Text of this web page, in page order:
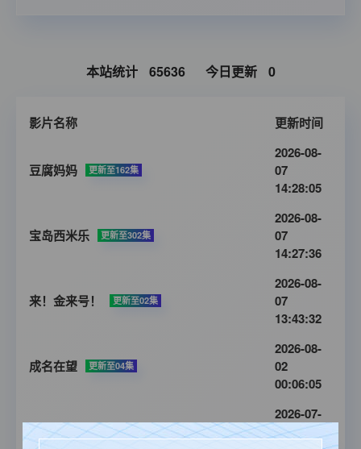
本站统计 65636 今日更新 0
影片名称 更新时间
豆腐妈妈 更新至162集
2026-08-
07
14:28:05
宝岛西米乐 更新至302集
2026-08-
07
14:27:36
来！金来号！ 更新至02集
2026-08-
07
13:43:32
成名在望 更新至04集
2026-08-
02
00:06:05
转过头帮你擦眼泪 全12集
2026-07-
29